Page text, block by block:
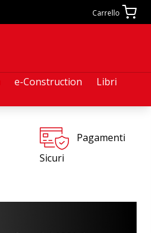
e-Construction
Libri
Carrello
Pagamenti
Sicuri